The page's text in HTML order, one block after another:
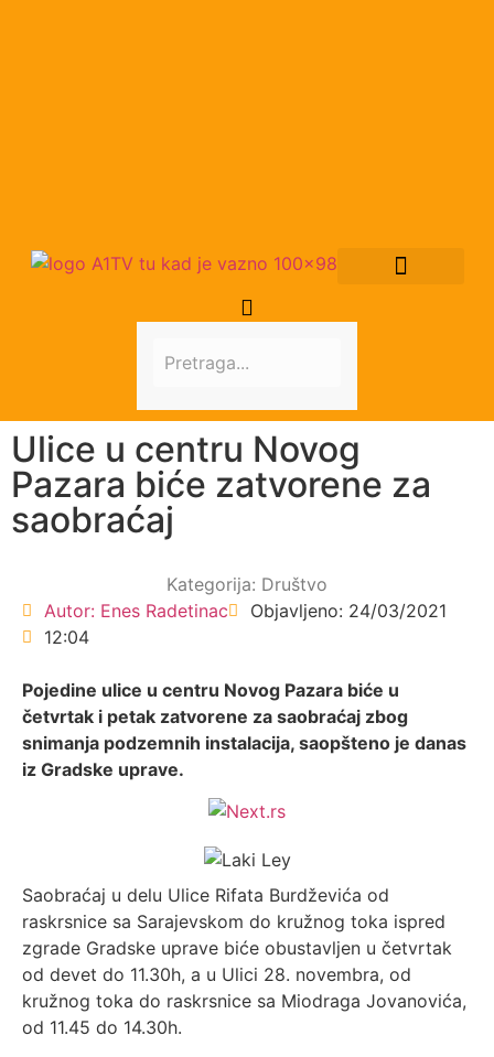
Ulice u centru Novog
Pazara biće zatvorene za
saobraćaj
Kategorija: Društvo
Autor: Enes Radetinac Objavljeno: 24/03/2021
12:04
Pojedine ulice u centru Novog Pazara biće u
četvrtak i petak zatvorene za saobraćaj zbog
snimanja podzemnih instalacija, saopšteno je danas
iz Gradske uprave.
Saobraćaj u delu Ulice Rifata Burdževića od
raskrsnice sa Sarajevskom do kružnog toka ispred
zgrade Gradske uprave biće obustavljen u četvrtak
od devet do 11.30h, a u Ulici 28. novembra, od
kružnog toka do raskrsnice sa Miodraga Jovanovića,
od 11.45 do 14.30h.